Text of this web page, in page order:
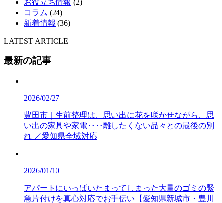
お役立ち情報 (2)
コラム (24)
新着情報 (36)
LATEST ARTICLE
最新の記事
2026/02/27
豊田市｜生前整理は、思い出に花を咲かせながら、思
い出の家具や家電‥‥離したくない品々との最後の別
れ ／愛知県全域対応
2026/01/10
アパートにいっぱいたまってしまった大量のゴミの緊
急片付けを真心対応でお手伝い【愛知県新城市・豊川